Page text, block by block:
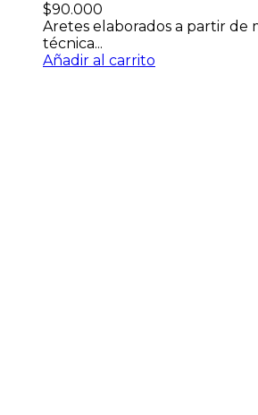
$90.000
Aretes elaborados a partir de
técnica...
Añadir al carrito